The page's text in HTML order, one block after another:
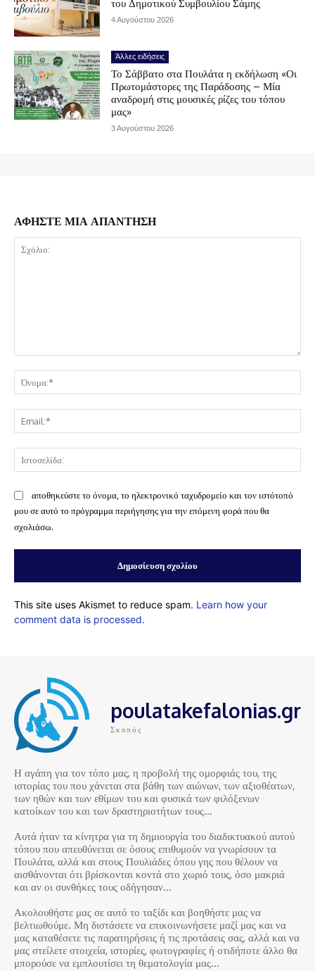
του Δημοτικού Συμβουλίου Σάμης
4 Αυγούστου 2026
Άλλες ειδήσεις
Το Σάββατο στα Πουλάτα η εκδήλωση «Οι
Πρωτομάστορες της Παράδοσης – Μία
αναδρομή στις μουσικές ρίζες του τόπου
μας»
3 Αυγούστου 2026
ΑΦΗΣΤΕ ΜΙΑ ΑΠΑΝΤΗΣΗ
αποθηκεύστε το όνομα, το ηλεκτρονικό ταχυδρομείο και τον ιστότοπό
μου σε αυτό το πρόγραμμα περιήγησης για την επόμενη φορά που θα
σχολιάσω.
This site uses Akismet to reduce spam. Learn how your
comment data is processed.
poulatakefalonias.gr
Σκοπός
Η αγάπη για τον τόπο μας, η προβολή της ομορφιάς του, της
ιστορίας του που χάνεται στα βάθη των αιώνων, των αξιοθέατων,
των ηθών και των εθίμων του και φυσικά των φιλόξενων
κατοίκων του και των δραστηριοτήτων τους…
Αυτά ήταν τα κίνητρα για τη δημιουργία του διαδικτυακού αυτού
τόπου που απευθύνεται σε όσους επιθυμούν να γνωρίσουν τα
Πουλάτα, αλλά και στους Πουλιάδες όπου γης που θέλουν να
αισθάνονται ότι βρίσκονται κοντά στο χωριό τους, όσο μακριά
και αν οι συνθήκες τους οδήγησαν…
Ακολουθήστε μας σε αυτό το ταξίδι και βοηθήστε μας να
βελτιωθούμε. Μη διστάσετε να επικοινωνήσετε μαζί μας και να
μας καταθέσετε τις παρατηρήσεις ή τις προτάσεις σας, αλλά και να
μας στείλετε στοιχεία, ιστορίες, φωτογραφίες ή οτιδήποτε άλλο θα
μπορούσε να εμπλουτίσει τη θεματολογία μας…